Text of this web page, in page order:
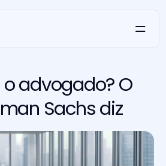
advogado? O
Sachs diz